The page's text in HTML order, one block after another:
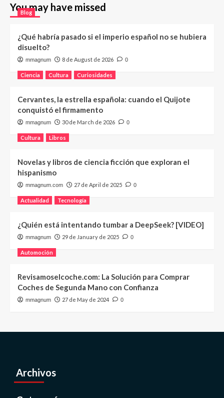
You may have missed
Blog
¿Qué habría pasado si el imperio español no se hubiera
disuelto?
mmagnum 8 de August de 2026 0
Ciencia Cultura Curiosidades
Cervantes, la estrella española: cuando el Quijote
conquistó el firmamento
mmagnum 30 de March de 2026 0
Cultura Libros
Novelas y libros de ciencia ficción que exploran el
hispanismo
mmagnum.com 27 de April de 2025 0
Actualidad Tecnología
¿Quién está intentando tumbar a DeepSeek? [VIDEO]
mmagnum 29 de January de 2025 0
Automoción
Revisamoselcoche.com: La Solución para Comprar
Coches de Segunda Mano con Confianza
mmagnum 27 de May de 2024 0
Archivos